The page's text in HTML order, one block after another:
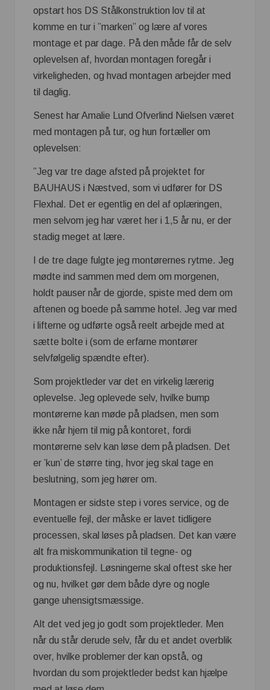
opstart hos DS Stålkonstruktion lov til at
komme en tur i ”marken” og lære af vores
montage et par dage. På den måde får de selv
oplevelsen af, hvordan montagen foregår i
virkeligheden, og hvad montagen arbejder med
til daglig.
Senest har Amalie Lund Ofverlind Nielsen været
med montagen på tur, og hun fortæller om
oplevelsen:
”Jeg var tre dage afsted på projektet for
BAUHAUS i Næstved, som vi udfører for DS
Flexhal. Det er egentlig en del af oplæringen,
men selvom jeg har været her i 1,5 år nu, er der
stadig meget at lære.
I de tre dage fulgte jeg montørernes rytme. Jeg
mødte ind sammen med dem om morgenen,
holdt pauser når de gjorde, spiste med dem om
aftenen og boede på samme hotel. Jeg var med
i lifterne og udførte også reelt arbejde med at
sætte bolte i (som de erfarne montører
selvfølgelig spændte efter).
Som projektleder var det en virkelig lærerig
oplevelse. Jeg oplevede selv, hvilke bump
montørerne kan møde på pladsen, men som
ikke når hjem til mig på kontoret, fordi
montørerne selv kan løse dem på pladsen. Det
er ’kun’ de større ting, hvor jeg skal tage en
beslutning, som jeg hører om.
Montagen er sidste step i vores service, og de
eventuelle fejl, der måske er lavet tidligere
processen, skal løses på pladsen. Det kan være
alt fra miskommunikation til tegne- og
produktionsfejl. Løsningerne skal oftest ske her
og nu, hvilket gør dem både dyre og nogle
gange uhensigtsmæssige.
Alt det ved jeg jo godt som projektleder. Men
når du står derude selv, får du et andet overblik
over, hvilke problemer der kan opstå, og
hvordan du som projektleder bedst kan hjælpe